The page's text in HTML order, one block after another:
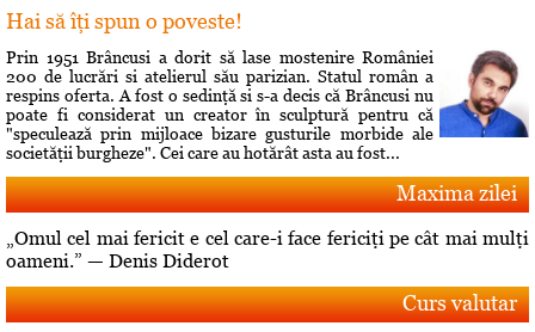
Hai să îţi spun o poveste!
Prin 1951 Brâncusi a dorit să lase mostenire României
200 de lucrări si atelierul său parizian. Statul român a
respins oferta. A fost o sedinţă si s-a decis că Brâncusi nu
poate fi considerat un creator în sculptură pentru că
"speculează prin mijloace bizare gusturile morbide ale
societăţii burgheze". Cei care au hotărât asta au fost...
Maxima zilei
„Omul cel mai fericit e cel care-i face fericiţi pe cât mai mulţi
oameni.” — Denis Diderot
Curs valutar